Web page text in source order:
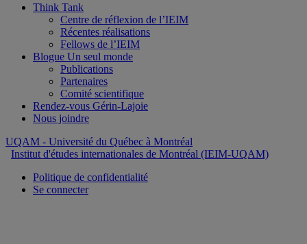
Think Tank
Centre de réflexion de l’IEIM
Récentes réalisations
Fellows de l’IEIM
Blogue Un seul monde
Publications
Partenaires
Comité scientifique
Rendez-vous Gérin-Lajoie
Nous joindre
UQAM - Université du Québec à Montréal
Institut d'études internationales de Montréal (IEIM-UQAM)
Politique de confidentialité
Se connecter